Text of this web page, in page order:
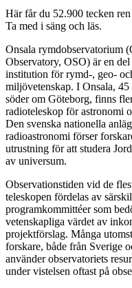
Här får du 52.900 tecken
Ta med i säng och läs.
Onsala rymdobservatorium
Observatory, OSO) är en
institution för rymd-, geo-
miljövetenskap. I Onsala,
söder om Göteborg, finns
radioteleskop för astronomi
Den svenska nationella
radioastronomi förser
utrustning för att studera
av universum.
Observationstiden vid de
teleskopen fördelas av
programkommittéer som
vetenskapliga värdet av
projektförslag. Många
forskare, både från Sverige
använder observatoriets
under vistelsen oftast på